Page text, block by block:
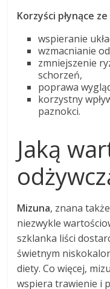
Korzyści płynące
wspieranie
wzmacnianie
zmniejszenie
schorzeń,
poprawa
korzystny
paznokci.
Jaką
Mizuna, znana
niezwykle
szklanka liści
świetnym
diety. Co więcej,
wspiera trawienie i